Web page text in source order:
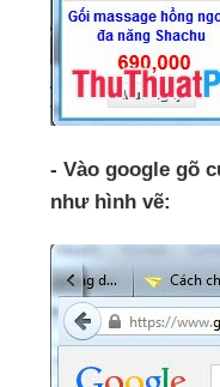
- Vào google gõ
như hình vẽ: